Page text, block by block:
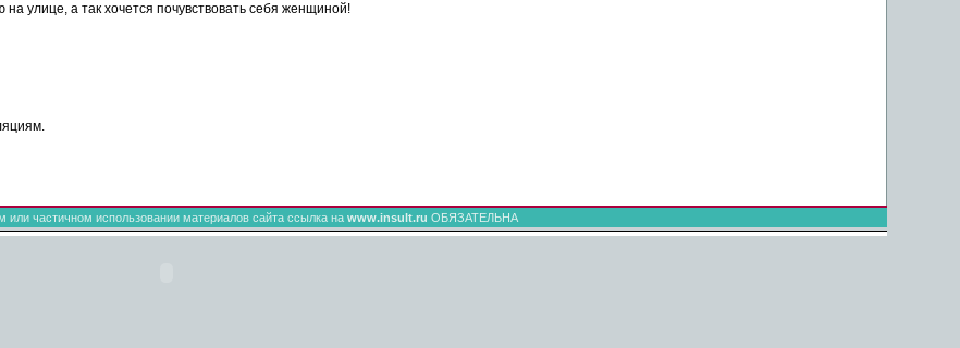
улице, а так хочется почувствовать себя женщиной!
или частичном использовании материалов сайта ссылка на www.insult.ru ОБЯЗАТЕЛЬНА